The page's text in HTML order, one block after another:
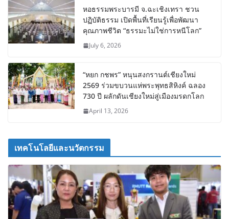
หอธรรมพระบารมี จ.ฉะเชิงเทรา ชวน
ปฏิบัติธรรม เปิดพื้นที่เรียนรู้เพื่อพัฒนา
คุณภาพชีวิต “ธรรมะไม่ใช่การหนีโลก”
July 6, 2026
“หยก กชพร” หนุนสงกรานต์เชียงใหม่
2569 ร่วมขบวนแห่พระพุทธสิหิงค์ ฉลอง
730 ปี ผลักดันเชียงใหม่สู่เมืองมรดกโลก
April 13, 2026
เทคโนโลยีและนวัตกรรม